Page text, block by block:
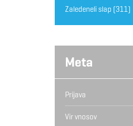
Zaledeneli slap (311)
Meta
Prijava
Vir vnosov